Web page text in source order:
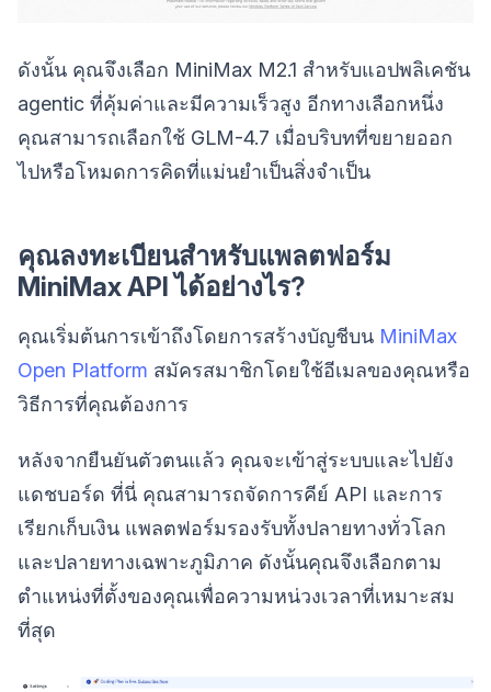
ดังนั้น คุณจึงเลือก MiniMax M2.1 สำหรับแอปพลิเคชัน
agentic ที่คุ้มค่าและมีความเร็วสูง อีกทางเลือกหนึ่ง
คุณสามารถเลือกใช้ GLM-4.7 เมื่อบริบทที่ขยายออก
ไปหรือโหมดการคิดที่แม่นยำเป็นสิ่งจำเป็น
คุณลงทะเบียนสำหรับแพลตฟอร์ม
MiniMax API ได้อย่างไร?
คุณเริ่มต้นการเข้าถึงโดยการสร้างบัญชีบน MiniMax
Open Platform สมัครสมาชิกโดยใช้อีเมลของคุณหรือ
วิธีการที่คุณต้องการ
หลังจากยืนยันตัวตนแล้ว คุณจะเข้าสู่ระบบและไปยัง
แดชบอร์ด ที่นี่ คุณสามารถจัดการคีย์ API และการ
เรียกเก็บเงิน แพลตฟอร์มรองรับทั้งปลายทางทั่วโลก
และปลายทางเฉพาะภูมิภาค ดังนั้นคุณจึงเลือกตาม
ตำแหน่งที่ตั้งของคุณเพื่อความหน่วงเวลาที่เหมาะสม
ที่สุด